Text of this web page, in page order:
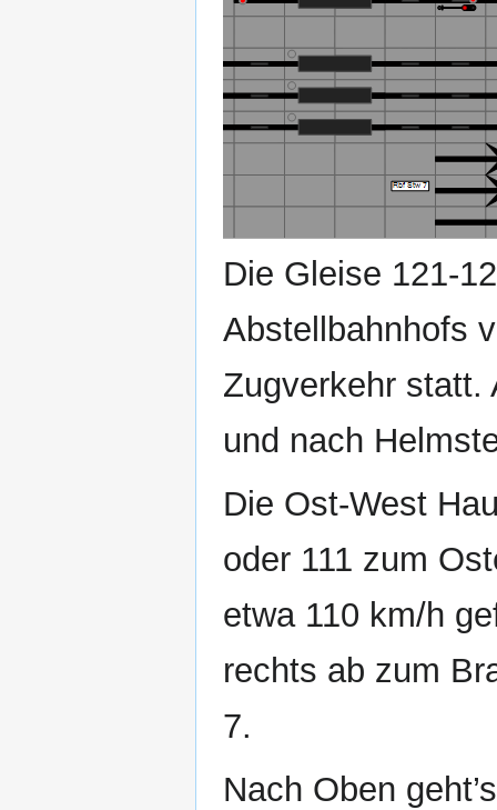
Die Gleise
Abstellbahnhofs
Zugverkehr statt.
und nach
Die Ost‐West
oder 111 zum
etwa 110 km/h
rechts ab zum
7.
Nach Oben